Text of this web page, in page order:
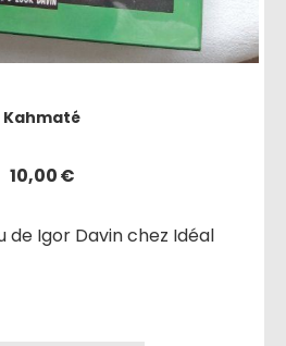
Kahmaté
10,00€
de Igor Davin chez Idéal